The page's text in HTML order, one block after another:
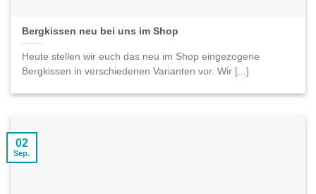
Bergkissen neu bei uns im Shop
Heute stellen wir euch das neu im Shop eingezogene
Bergkissen in verschiedenen Varianten vor. Wir [...]
02
Sep.